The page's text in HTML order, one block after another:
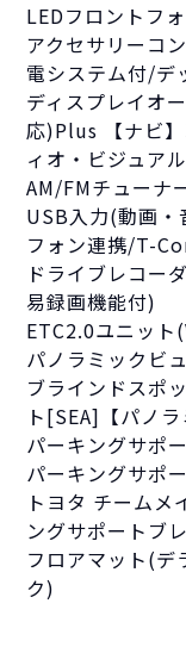
LEDフロントフ
アクセサリーコ
電システム付/デ
ディスプレイオ
応)Plus 【ナビ
ィオ・ビジュア
AM/FMチューナ
USB入力(動画
フォン連携/T-
ドライブレコー
易録画機能付)
ETC2.0ユニット
パノラミックビ
ブラインドスポ
ト[SEA]【パノ
パーキングサポ
パーキングサポ
トヨタ チーム
ングサポートブ
フロアマット(デ
ク)